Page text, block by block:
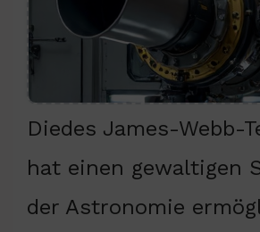
Diedes James-Webb-
hat einen gewaltigen
der Astronomie